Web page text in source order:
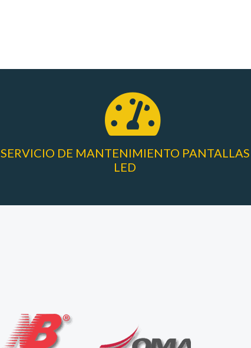
SERVICIO DE MANTENIMIENTO PANTALLAS
LED